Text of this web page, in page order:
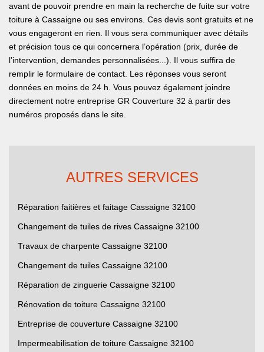
avant de pouvoir prendre en main la recherche de fuite sur votre
toiture à Cassaigne ou ses environs. Ces devis sont gratuits et ne
vous engageront en rien. Il vous sera communiquer avec détails
et précision tous ce qui concernera l’opération (prix, durée de
l’intervention, demandes personnalisées...). Il vous suffira de
remplir le formulaire de contact. Les réponses vous seront
données en moins de 24 h. Vous pouvez également joindre
directement notre entreprise GR Couverture 32 à partir des
numéros proposés dans le site.
AUTRES SERVICES
Réparation faitières et faitage Cassaigne 32100
Changement de tuiles de rives Cassaigne 32100
Travaux de charpente Cassaigne 32100
Changement de tuiles Cassaigne 32100
Réparation de zinguerie Cassaigne 32100
Rénovation de toiture Cassaigne 32100
Entreprise de couverture Cassaigne 32100
Impermeabilisation de toiture Cassaigne 32100